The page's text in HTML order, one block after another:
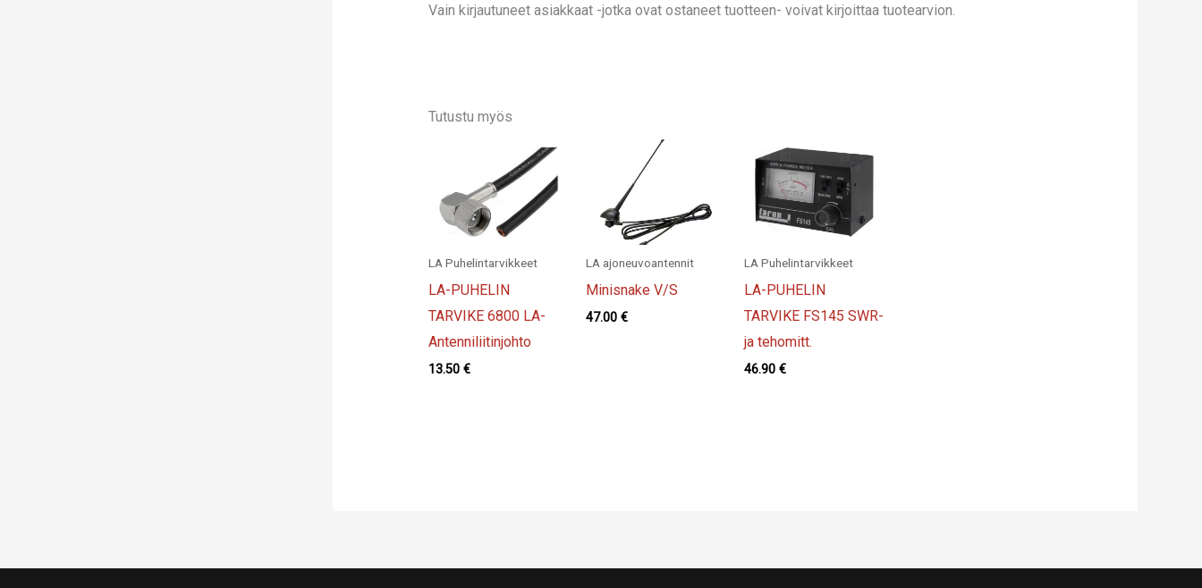
Vain kirjautuneet asiakkaat -jotka ovat ostaneet tuotteen- voivat kirjoittaa tuotearvion.
Tutustu myös
LA Puhelintarvikkeet
LA-PUHELIN
TARVIKE 6800 LA-
Antenniliitinjohto
13.50 €
LA ajoneuvoantennit
Minisnake V/S
47.00€
LA Puhelintarvikkeet
LA-PUHELIN
TARVIKE FS145 SWR-
ja tehomitt.
46.90 €